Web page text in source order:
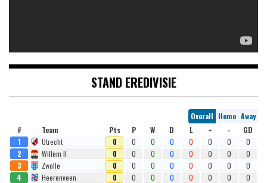
STAND EREDIVISIE
Overall Home Away
#
Team Pts P W D L + -
GD
1
Utrecht 0 0 0 0 0 0 0
0
2
Willem II 0 0 0 0 0 0 0
0
3
Zwolle 0 0 0 0 0 0 0
0
4
Heerenveen 0 0 0 0 0 0 0
0